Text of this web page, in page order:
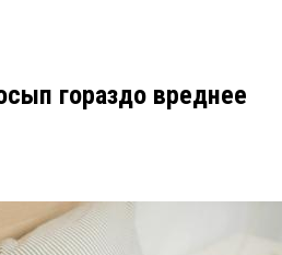
гораздо вреднее